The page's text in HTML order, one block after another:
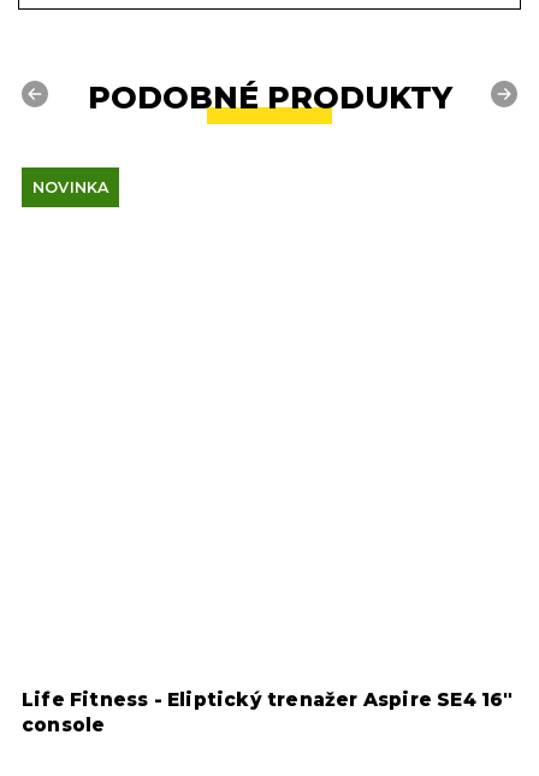
PODOBNÉ PRODUKTY
Previous
NOVINKA
Life Fitness - Eliptický trenažer Aspire SE4 16"
console
Next